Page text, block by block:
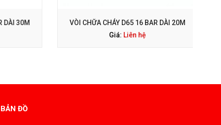
30M
VÒI CHỮA CHÁY D65 16 BAR DÀI 20M
Giá:Liên hệ
BẢN ĐỒ